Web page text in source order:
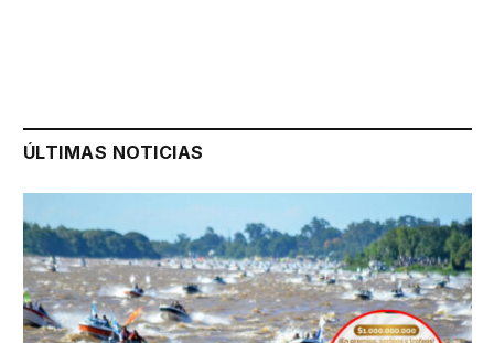
ÚLTIMAS NOTICIAS